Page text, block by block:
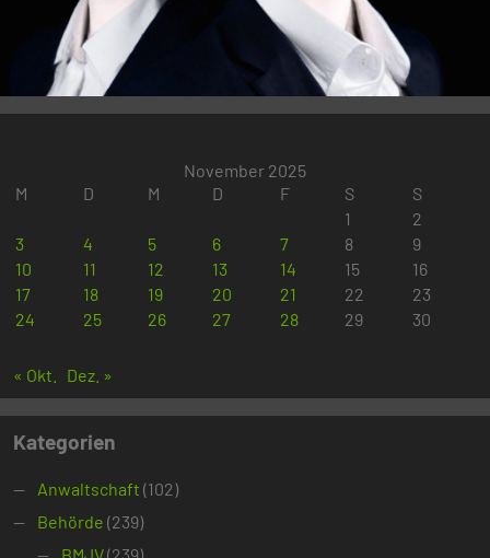
November 2025
M
D M D F S
S
1
2
3
4 5 6 7 8
9
10
11 12 13 14 15
16
17
18 19 20 21 22
23
24
25 26 27 28 29 30
« Okt. Dez. »
Kategorien
Anwaltschaft (102)
Behörde (239)